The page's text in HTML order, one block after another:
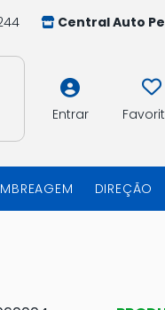
Central Auto
Entrar
DIREÇÃO